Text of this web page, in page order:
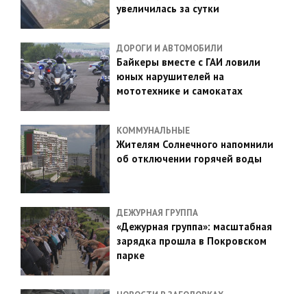
увеличилась за сутки
ДОРОГИ И АВТОМОБИЛИ
Байкеры вместе с ГАИ ловили
юных нарушителей на
мототехнике и самокатах
КОММУНАЛЬНЫЕ
Жителям Солнечного напомнили
об отключении горячей воды
ДЕЖУРНАЯ ГРУППА
«Дежурная группа»: масштабная
зарядка прошла в Покровском
парке